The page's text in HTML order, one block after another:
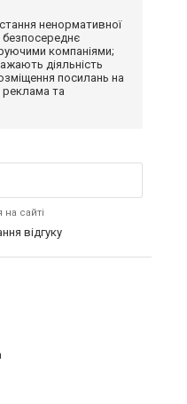
ненормативної
безпосереднє
компаніями;
діяльність
посилань на
реклама та
сайті
відгуку